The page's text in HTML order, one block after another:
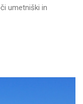
umetniški in